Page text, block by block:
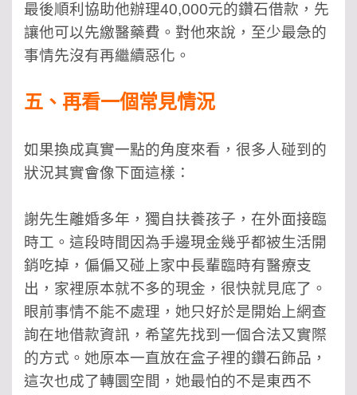
最後順利協助他辦理40,000元的鑽石借款，先
讓他可以先繳醫藥費。對他來說，至少最急的
事情先沒有再繼續惡化。
五、再看一個常見情況
如果換成真實一點的角度來看，很多人碰到的
狀況其實會像下面這樣：
謝先生離婚多年，獨自扶養孩子，在外面接臨
時工。這段時間因為手邊現金幾乎都被生活開
銷吃掉，偏偏又碰上家中長輩臨時有醫療支
出，家裡原本就不多的現金，很快就見底了。
眼前事情不能不處理，她只好於是開始上網查
詢在地借款資訊，希望先找到一個合法又實際
的方式。她原本一直放在盒子裡的鑽石飾品，
這次也成了轉圜空間，她最怕的不是東西不